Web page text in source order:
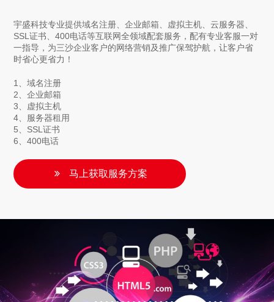
宇盛科技专业提供域名注册、企业邮箱、虚拟主机、云服务器、
SSL证书、400电话等互联网全领域配套服务，配有专业客服一对
一指导，为三沙企业客户的网络营销及推广保驾护航，让客户省
时省心更省力！
1、域名注册
2、企业邮箱
3、虚拟主机
4、服务器租用
5、SSL证书
6、400电话
马上获取服务方案